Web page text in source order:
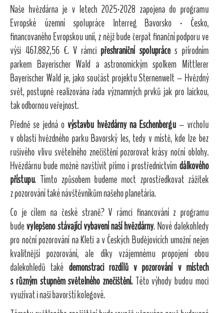
Naše hvězdárna je v letech 2025-2028 zapojena do programu
Evropské územní spolupráce Interreg Bavorsko - Česko,
financovaného Evropskou unií, z nějž bude čerpat finanční podporu ve
výši 467.882,56 €. V rámcipřeshraniční spolupráces přírodním
parkem Bayerischer Wald a astronomickým spolkem Mittlerer
Bayerischer Wald je, jako součást projektu Sternenwelt – Hvězdný
svět, postupně realizována řada významných prvků jak pro laickou,
tak odbornou veřejnost.
Předně se jedná ovýstavbu hvězdárny na Eschenbergu – vrcholu
v oblasti hvězdného parku Bavorský les, tedy v místě, kde lze bez
rušivého vlivu světelného znečištění pozorovat krásy noční oblohy.
Hvězdárnu bude možné navštívit přímo i prostřednictvímdálkového
přístupu. Tímto způsobem budeme moct zprostředkovat zážitek
z pozorování také návštěvníkům našeho planetária.
Co je cílem na české straně? V rámci financování z programu
budevylepšeno stávající vybavení naší hvězdárny. Nové dalekohledy
pro noční pozorování na Kleti a v Českých Budějovicích umožní nejen
kvalitnější pozorování, ale díky vzájemnému propojení obou
dalekohledů také demonstraci rozdílů v pozorování v místech
s různým stupněm světelného znečištění. Této výhody budou moci
využívat i naši bavorští kolegové.